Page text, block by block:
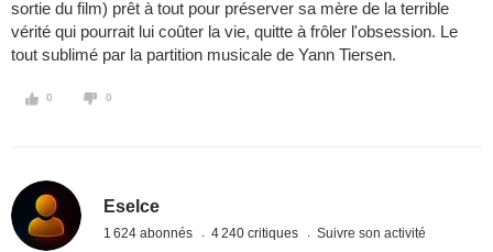
sortie du film) prêt à tout pour préserver sa mère de la terrible
vérité qui pourrait lui coûter la vie, quitte à frôler l'obsession. Le
tout sublimé par la partition musicale de Yann Tiersen.
0 0
Eselce
1 624 abonnés 4 240 critiques Suivre son activité